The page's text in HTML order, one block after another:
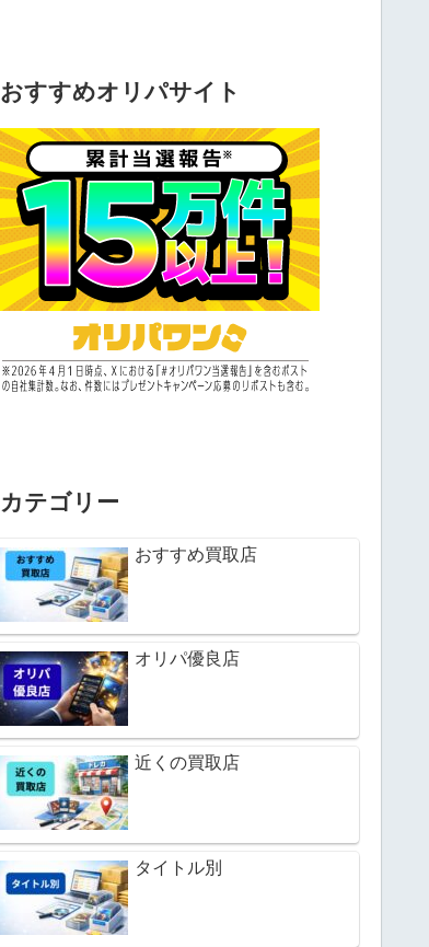
おすすめオリパサイト
カテゴリー
おすすめ買取店
オリパ優良店
近くの買取店
タイトル別